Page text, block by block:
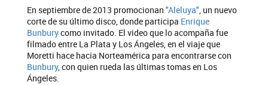
En septiembre de 2013 promocionan "Aleluya", un nuevo
corte de su último disco, donde participa Enrique
Bunburycomo invitado. El video que lo acompaña fue
filmado entre La Plata y Los Ángeles, en el viaje que
Moretti hace hacia Norteamérica para encontrarse con
Bunbury, con quien rueda las últimas tomas en Los
Ángeles.